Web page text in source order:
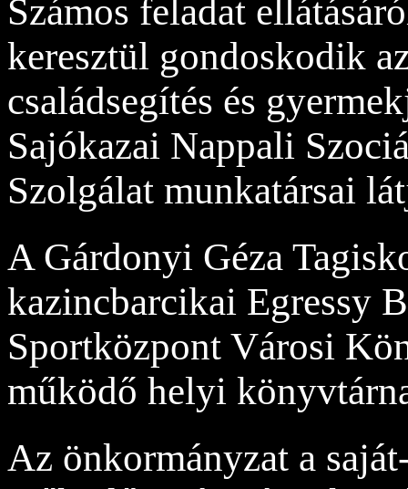
Számos feladat
keresztül gondoskodik
családsegítés és
Sajókazai Nappali
Szolgálat munkatársai
A Gárdonyi Géza
kazincbarcikai Egressy
Sportközpont Városi
működő helyi
Az önkormányzat a